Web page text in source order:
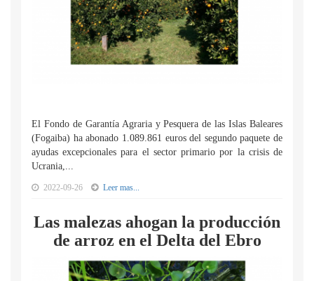
El Fondo de Garantía Agraria y Pesquera de las Islas Baleares
(Fogaiba) ha abonado 1.089.861 euros del segundo paquete de
ayudas excepcionales para el sector primario por la crisis de
Ucrania,...
2022-09-26 Leer mas...
Las malezas ahogan la producción
de arroz en el Delta del Ebro